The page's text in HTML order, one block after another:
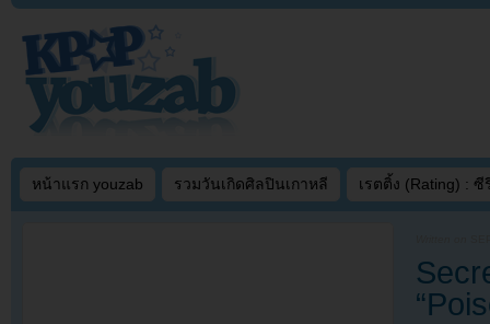
หน้าแรก youzab รวมวันเกิดศิลปินเกาหลี เรตติ้ง (Rating) : ซี